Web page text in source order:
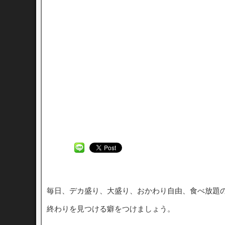
毎日、デカ盛り、大盛り、おかわり自由、食べ放題
終わりを見つける癖をつけましょう。